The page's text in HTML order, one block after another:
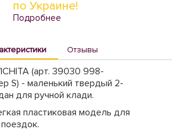
по Украине!
Подробнее
Отзывы
(арт. 39030 998-
S) - маленький твердый 2-
для ручной клади.
пластиковая модель для